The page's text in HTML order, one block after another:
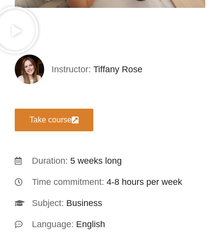
Instructor: Tiffany Rose
Take course
Duration: 5 weeks long
Time commitment: 4-8 hours per week
Subject: Business
Language: English